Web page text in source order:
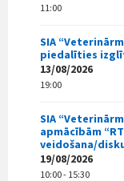
11:00
SIA
piedalīties
13/08/2026
19:00
SIA
apmācībām
veidošana/
19/08/2026
10:00 - 15:30